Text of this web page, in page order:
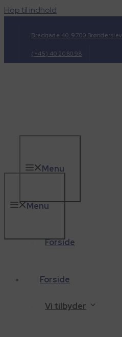
Hop til indhold
Bredgade 40, 9700 Brønderslev
(+45) 40 20 80 98
Menu
Forside
Vi tilbyder
Menu
Forside